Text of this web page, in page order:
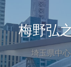
梅野弘
埼玉県中